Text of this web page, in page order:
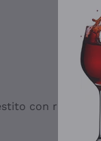
con rapidità